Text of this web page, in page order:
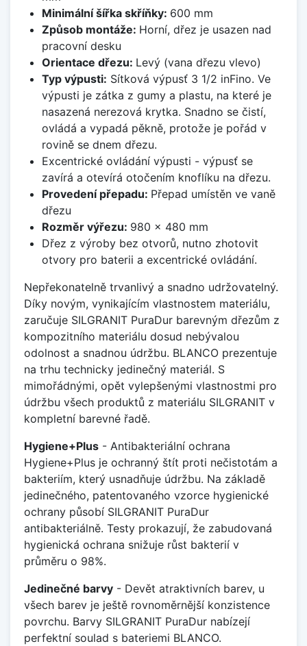
Minimální šířka skříňky: 600 mm
Způsob montáže: Horní, dřez je usazen nad
pracovní desku
Orientace dřezu: Levý (vana dřezu vlevo)
Typ výpusti: Sítková výpusť 3 1/2 inFino. Ve
výpusti je zátka z gumy a plastu, na které je
nasazená nerezová krytka. Snadno se čistí,
ovládá a vypadá pěkně, protože je pořád v
rovině se dnem dřezu.
Excentrické ovládání výpusti - výpusť se
zavírá a otevírá otočením knoflíku na dřezu.
Provedení přepadu: Přepad umístěn ve vaně
dřezu
Rozměr výřezu: 980 x 480 mm
Dřez z výroby bez otvorů, nutno zhotovit
otvory pro baterii a excentrické ovládání.
Nepřekonatelně trvanlivý a snadno udržovatelný.
Díky novým, vynikajícím vlastnostem materiálu,
zaručuje SILGRANIT PuraDur barevným dřezům z
kompozitního materiálu dosud nebývalou
odolnost a snadnou údržbu. BLANCO prezentuje
na trhu technicky jedinečný materiál. S
mimořádnými, opět vylepšenými vlastnostmi pro
údržbu všech produktů z materiálu SILGRANIT v
kompletní barevné řadě.
Hygiene+Plus - Antibakteriální ochrana
Hygiene+Plus je ochranný štít proti nečistotám a
bakteriím, který usnadňuje údržbu. Na základě
jedinečného, patentovaného vzorce hygienické
ochrany působí SILGRANIT PuraDur
antibakteriálně. Testy prokazují, že zabudovaná
hygienická ochrana snižuje růst bakterií v
průměru o 98%.
Jedinečné barvy - Devět atraktivních barev, u
všech barev je ještě rovnoměrnější konzistence
povrchu. Barvy SILGRANIT PuraDur nabízejí
perfektní soulad s bateriemi BLANCO.